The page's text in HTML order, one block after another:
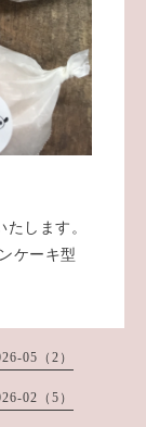
します。
ケーキ型
05（2）
02（5）